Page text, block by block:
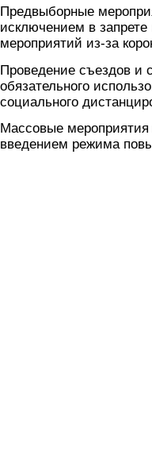
Предвыборные
исключением в
мероприятий из-за
Проведение съездов и
обязательного
социального
Массовые
введением режима